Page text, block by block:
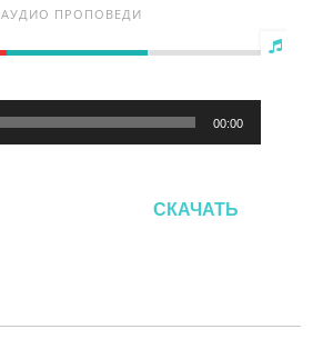
АУДИО ПРОПОВЕДИ
00:00
СКАЧАТЬ